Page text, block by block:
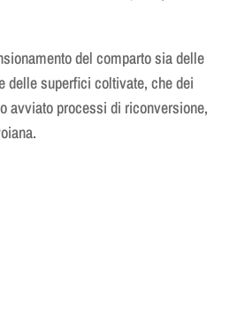
del comparto sia delle
delle superfici coltivate, che dei
avviato processi di riconversione,